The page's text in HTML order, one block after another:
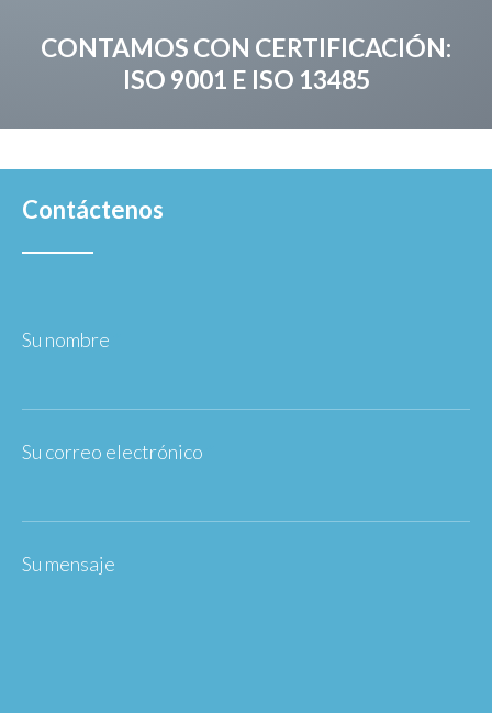
CONTAMOS CON CERTIFICACIÓN:
ISO 9001 E ISO 13485
Contáctenos
Su nombre
Su correo electrónico
Su mensaje